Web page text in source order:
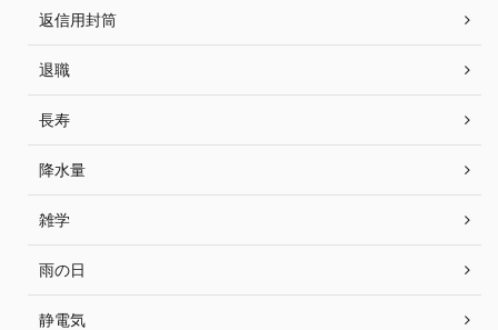
返信用封筒
退職
長寿
降水量
雑学
雨の日
静電気